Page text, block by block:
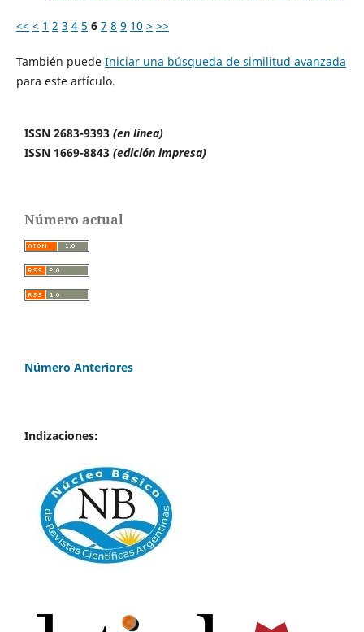
<< < 1 2 3 4 5 6 7 8 9 10 > >>
También puede Iniciar una búsqueda de similitud avanzada
para este artículo.
ISSN 2683-9393 (en línea)
ISSN 1669-8843 (edición impresa)
Número actual
Número Anteriores
Indizaciones: